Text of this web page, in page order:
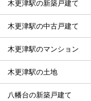
木更津駅の新築戸建て
木更津駅の中古戸建て
木更津駅のマンション
木更津駅の土地
八幡台の新築戸建て